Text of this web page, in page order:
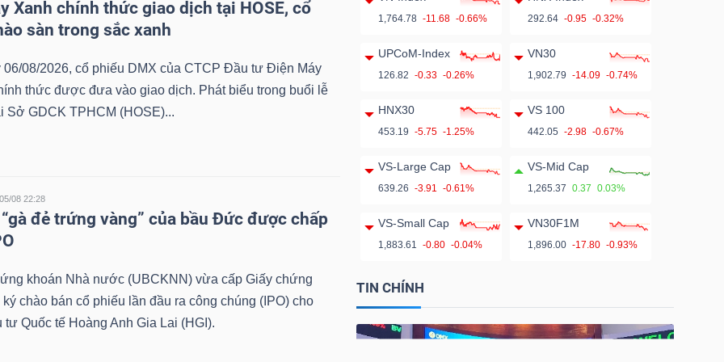
Xanh chính thức giao dịch tại HOSE, cổ
sàn trong sắc xanh
06/08/2026, cổ phiếu DMX của CTCP Đầu tư Điện Máy
thức được đưa vào giao dịch. Phát biểu trong buổi lễ
Sở GDCK TPHCM (HOSE)...
05/08 22:28
đẻ trứng vàng” của bầu Đức được chấp
khoán Nhà nước (UBCKNN) vừa cấp Giấy chứng
chào bán cổ phiếu lần đầu ra công chúng (IPO) cho
Quốc tế Hoàng Anh Gia Lai (HGI).
1,764.78 -11.68 -0.66% 292.64 -0.95 -0.32%
UPCoM-Index
126.82 -0.33 -0.26%
VN30
1,902.79 -14.09 -0.74%
HNX30
453.19 -5.75 -1.25%
VS 100
442.05 -2.98 -0.67%
VS-Large Cap
639.26 -3.91 -0.61%
VS-Mid Cap
1,265.37 0.37 0.03%
VS-Small Cap
1,883.61 -0.80 -0.04%
VN30F1M
1,896.00 -17.80 -0.93%
TIN CHÍNH